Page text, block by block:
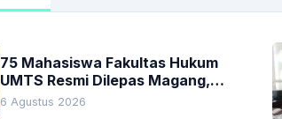
75 Mahasiswa Fakultas Hukum
UMTS Resmi Dilepas Magang,
Dekan Titip Empat Pesan
6 Agustus 2026